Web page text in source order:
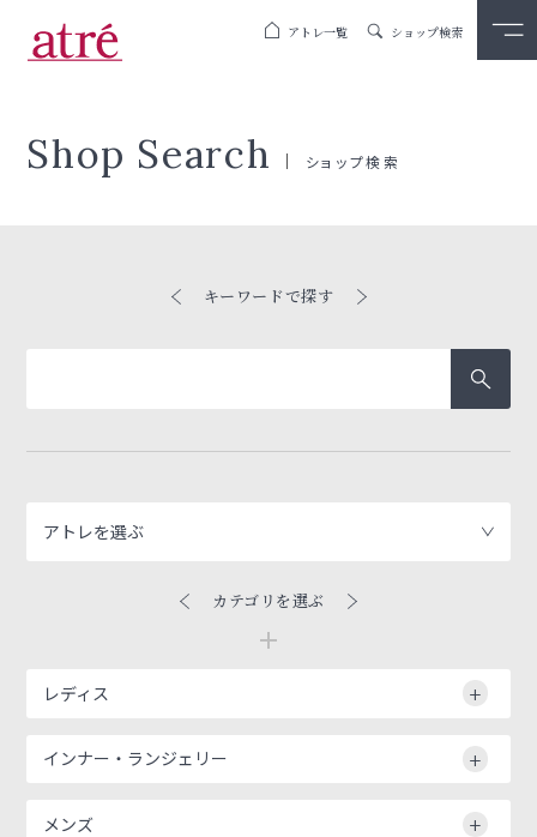
アトレ一覧 ショップ検索
Shop Search ショップ検索
キーワードで探す
アトレを選ぶ
カテゴリを選ぶ
レディス
インナー・ランジェリー
メンズ